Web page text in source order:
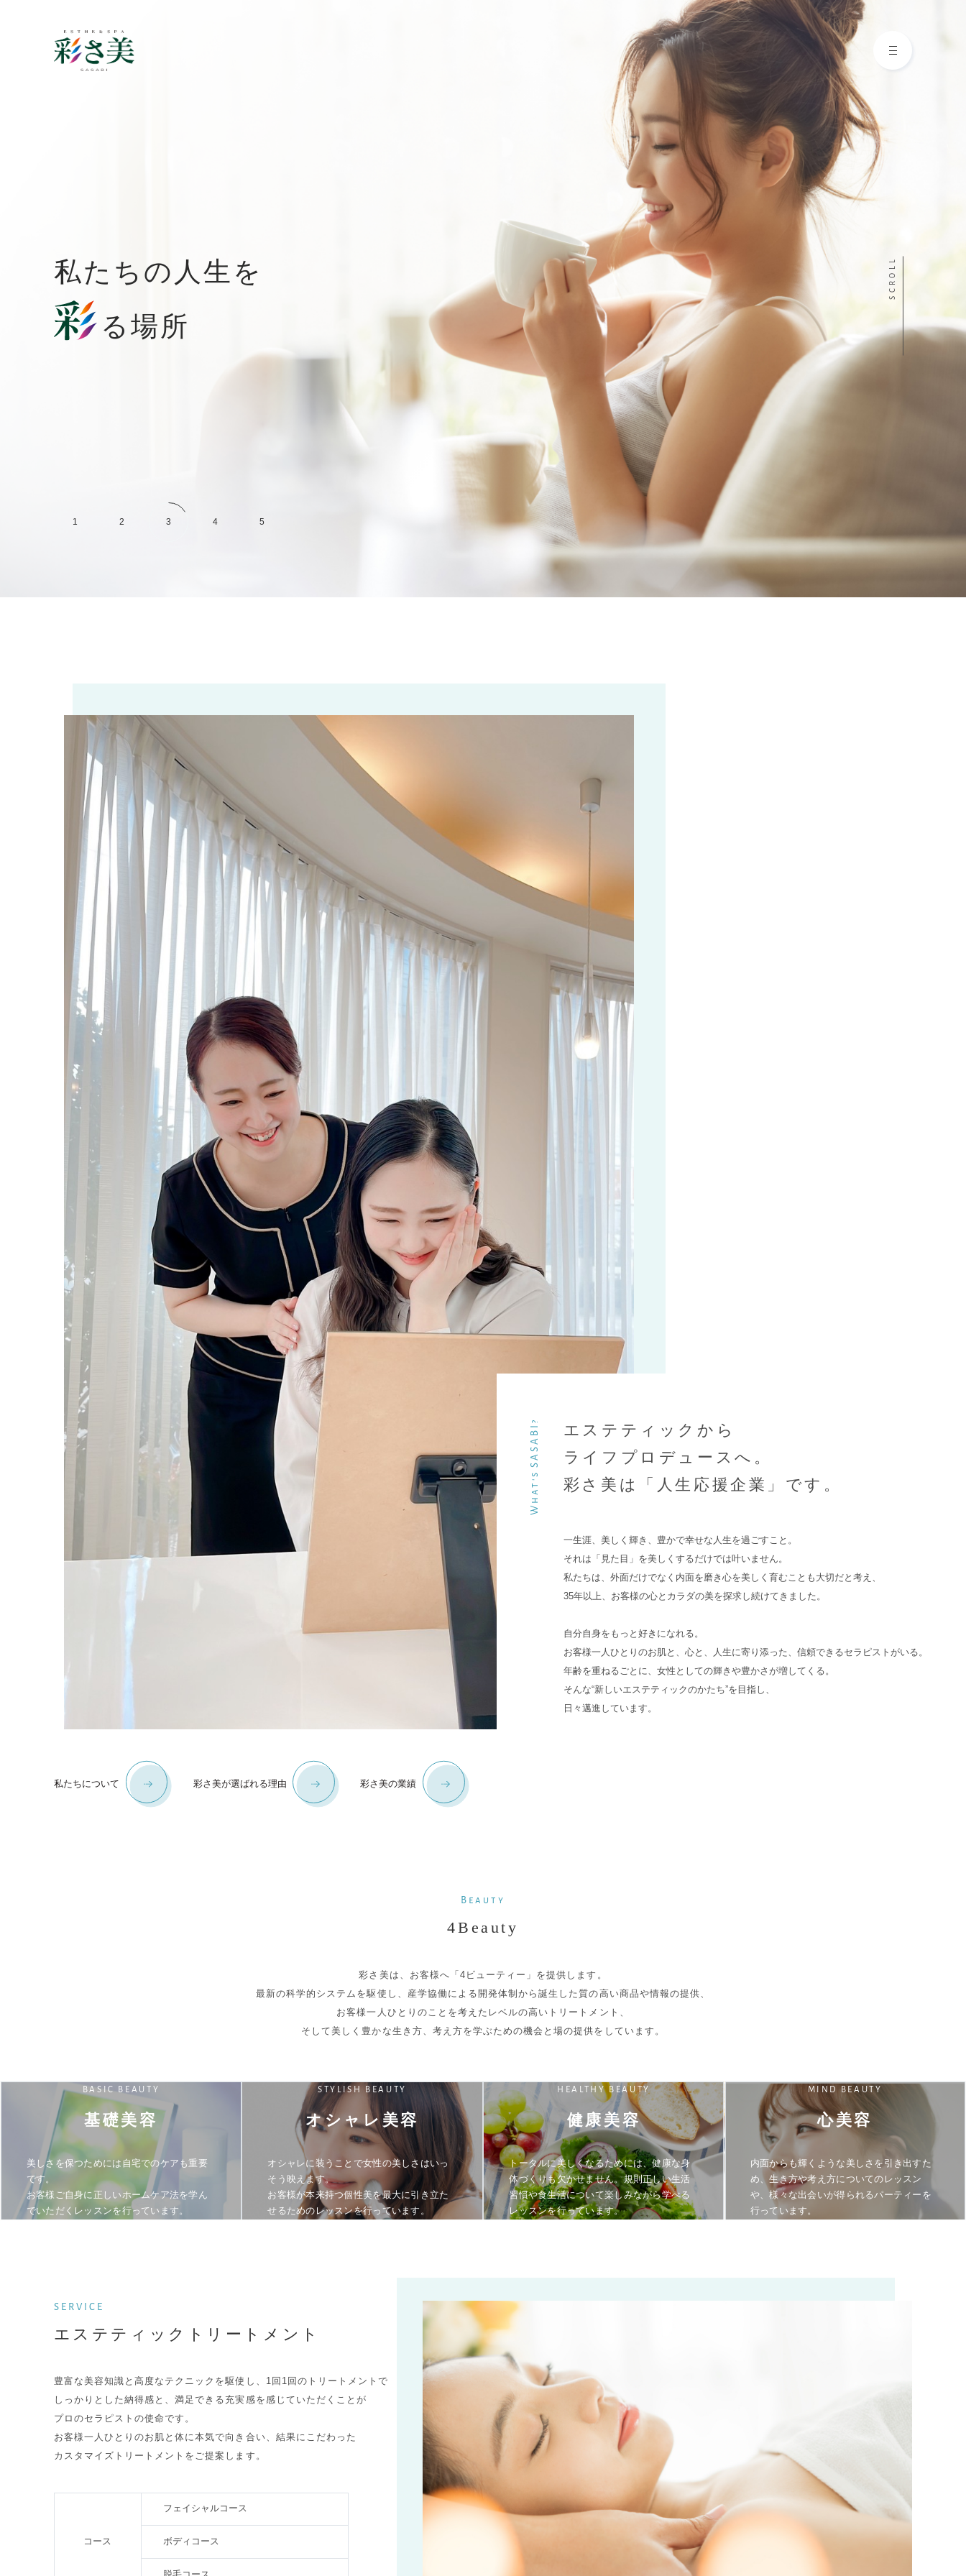
Reason
Guide
初めての方へ
Course
Perfomance
Product
取り扱い商品
SCHOOL
SASABI エステティックスクール kiwami
Recruit
採用に関して
Salons
店舗一覧
Contact
Action Plan
行動計画
特定商取引法表示
ONLINE SHOP
SCROLL
1 2 3 4 5
What's SASABI?
エステティックから
ライフプロデュースへ。
彩さ美は「人生応援企業」です。
一生涯、美しく輝き、豊かで幸せな人生を過ごすこと。
それは「見た目」を美しくするだけでは叶いません。
私たちは、外面だけでなく内面を磨き心を美しく育むことも大切だと考え、
35年以上、お客様の心とカラダの美を探求し続けてきました。
自分自身をもっと好きになれる。
お客様一人ひとりのお肌と、心と、人生に寄り添った、信頼できるセラピストがいる。
年齢を重ねるごとに、女性としての輝きや豊かさが増してくる。
そんな“新しいエステティックのかたち”を目指し、
日々邁進しています。
私たちについて 彩さ美が選ばれる理由 彩さ美の業績
Beauty
4Beauty
彩さ美は、 お客様へ「4ビューティー」を提供します。
最新の科学的システムを駆使し、 産学協働による開発体制から誕生した質の高い商品や情報の提供、
お客様一人ひとりのことを考えたレベルの高いトリートメント、
そして美しく豊かな生き方、 考え方を学ぶための機会と場の提供をしています。
BASIC BEAUTY
基礎美容
美しさを保つためには自宅でのケアも重要
です。
お客様ご自身に正しいホームケア法を学ん
でいただくレッスンを行っています。
STYLISH BEAUTY
オシャレ美容
オシャレに装うことで女性の美しさはいっ
そう映えます。
お客様が本来持つ個性美を最大に引き立た
せるためのレッスンを行っています。
HEALTHY BEAUTY
健康美容
トータルに美しくなるためには、健康な身
体づくりも欠かせません。規則正しい生活
習慣や食生活について楽しみながら学べる
レッスンを行っています。
MIND BEAUTY
心美容
内面からも輝くような美しさを引き出すた
め、生き方や考え方についてのレッスン
や、様々な出会いが得られるパーティーを
行っています。
SERVICE
エステティックトリートメント
豊富な美容知識と高度なテクニックを駆使し、1回1回のトリートメントで
しっかりとした納得感と、満足できる充実感を感じていただくことが
プロのセラピストの使命です。
お客様一人ひとりのお肌と体に本気で向き合い、結果にこだわった
カスタマイズトリートメントをご提案します。
コース
フェイシャルコース
ボディコース